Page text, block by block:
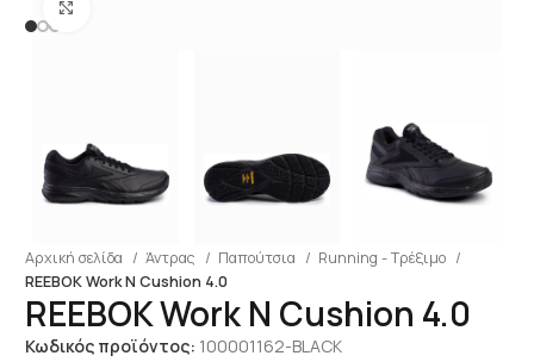
Αρχική σελίδα Άντρας Παπούτσια
Running - Τρέξιμο
REEBOK Work N Cushion 4.0
REEBOK Work N Cushion 4.0
Κωδικός προϊόντος: 100001162-BLACK